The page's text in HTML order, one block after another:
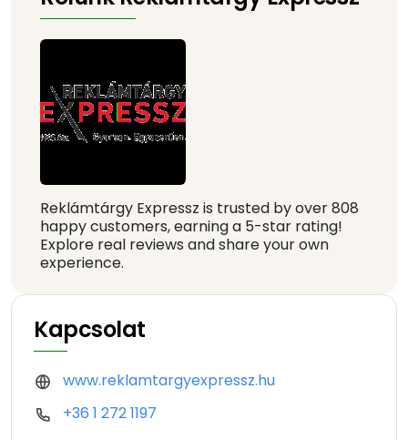
Reklámtárgy Expressz is trusted by over 808
happy customers, earning a 5-star rating!
Explore real reviews and share your own
experience.
Kapcsolat
www.reklamtargyexpressz.hu
+36 1 272 1197